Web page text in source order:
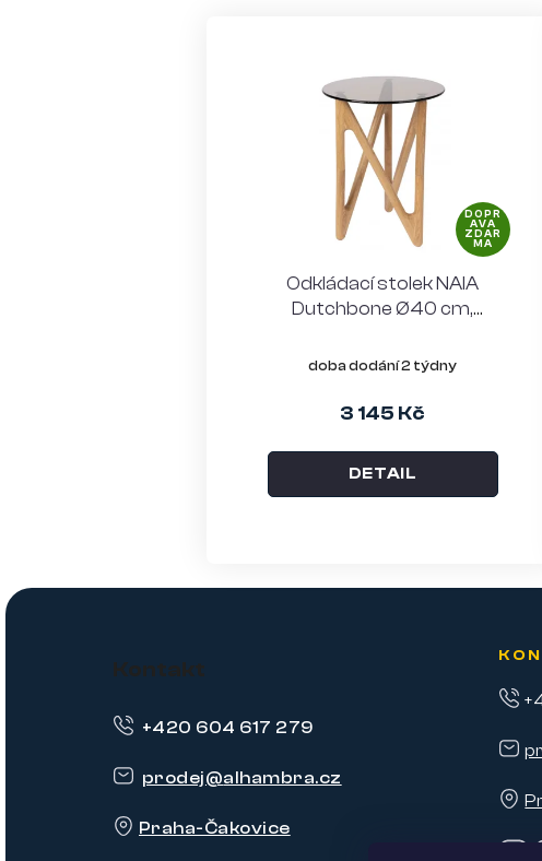
DOPR
AVA
ZDAR
MA
Odkládací stolek NAIA
Dutchbone Ø40 cm,
doba dodání 2 týdny
3 145 Kč
DETAIL
Kontakt
prodej@alhambra.cz
Praha-Čakovice
+420 604 617 279